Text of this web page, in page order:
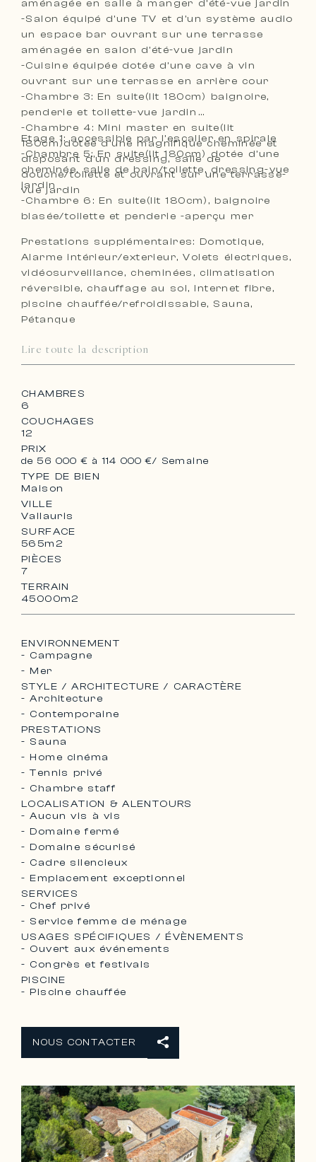
aménagée en salle à manger d’été-vue jardin
-Salon équipé d’une TV et d’un système audio
un espace bar ouvrant sur une terrasse
aménagée en salon d’été-vue jardin
-Cuisine équipée dotée d’une cave à vin
ouvrant sur une terrasse en arrière cour
-Chambre 3: En suite(lit 180cm) baignoire,
penderie et toilette-vue jardin
-Chambre 4: Mini master en suite(lit
180cm)dotée d’une magnifique cheminée et
disposant d’un dressing, salle de
douche/toilette et ouvrant sur une terrasse-
vue jardin
Etage 1: accessible par l’escalier en spirale
-Chambre 5: En suite(lit 180cm) dotée d’une
cheminée, salle de bain/toilette, dressing-vue
jardin
-Chambre 6: En suite(lit 180cm), baignoire
blasée/toilette et penderie -aperçu mer
Prestations supplémentaires: Domotique,
Alarme intérieur/exterieur, Volets électriques,
vidéosurveillance, cheminées, climatisation
réversible, chauffage au sol, Internet fibre,
piscine chauffée/refroidissable, Sauna,
Pétanque
Lire toute la description
CHAMBRES
6
COUCHAGES
12
PRIX
de 56 000 € à 114 000 €/ Semaine
TYPE DE BIEN
Maison
VILLE
Vallauris
SURFACE
565m2
PIÈCES
7
TERRAIN
45000m2
ENVIRONNEMENT
- Campagne
- Mer
STYLE / ARCHITECTURE / CARACTÈRE
- Architecture
- Contemporaine
PRESTATIONS
- Sauna
- Home cinéma
- Tennis privé
- Chambre staff
LOCALISATION & ALENTOURS
- Aucun vis à vis
- Domaine fermé
- Domaine sécurisé
- Cadre silencieux
- Emplacement exceptionnel
SERVICES
- Chef privé
- Service femme de ménage
USAGES SPÉCIFIQUES / ÉVÈNEMENTS
- Ouvert aux événements
- Congrès et festivals
PISCINE
- Piscine chauffée
NOUS CONTACTER